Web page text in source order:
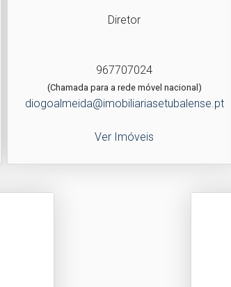
Diretor
967707024
(Chamada para a rede móvel nacional)
diogoalmeida@imobiliariasetubalense.pt
Ver Imóveis